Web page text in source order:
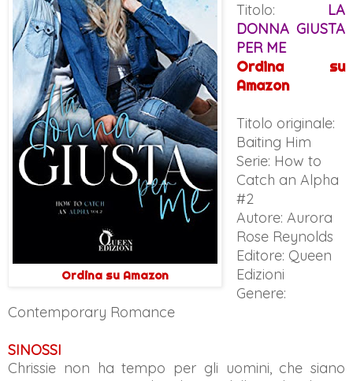
Ordina su Amazon
Titolo:
LA
DONNA GIUSTA
PER ME
Ordina su
Amazon
Titolo originale:
Baiting Him
Serie: How to
Catch an Alpha
#2
Autore: Aurora
Rose Reynolds
Editore: Queen
Edizioni
Genere:
Contemporary Romance
SINOSSI
Chrissie non ha tempo per gli uomini, che siano